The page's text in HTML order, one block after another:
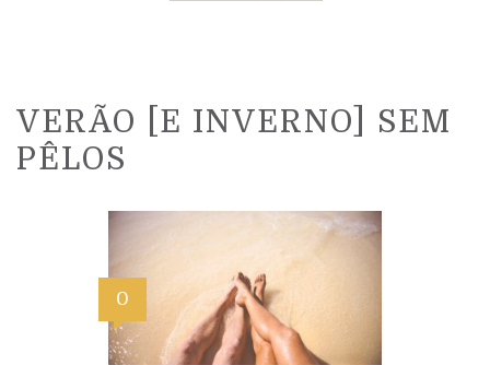
VERÃO [E INVERNO] SEM
PÊLOS
0